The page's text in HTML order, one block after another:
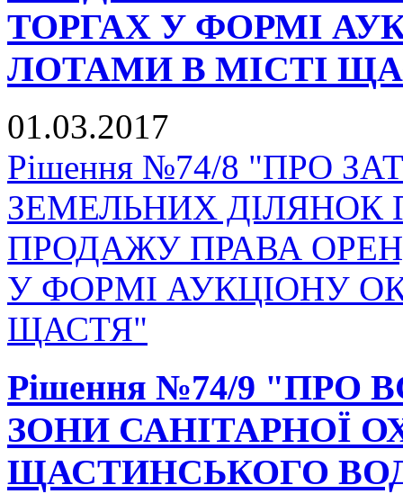
ТОРГАХ У ФОРМІ
ЛОТАМИ В МІСТІ
01.03.2017
Рішення №74/8 "ПРО
ЗЕМЕЛЬНИХ ДІЛЯНОК
ПРОДАЖУ ПРАВА
У ФОРМІ АУКЦІОНУ
ЩАСТЯ"
Рішення №74/9
ЗОНИ САНІТАРНОЇ
ЩАСТИНСЬКОГО